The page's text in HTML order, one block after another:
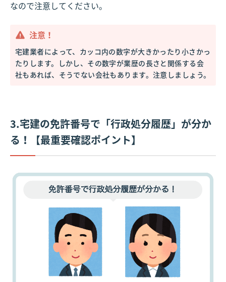
なので注意してください。
注意！
宅建業者によって、カッコ内の数字が大きかったり小さかっ
たりします。しかし、その数字が業歴の長さと関係する会
社もあれば、そうでない会社もあります。注意しましょう。
3.宅建の免許番号で「行政処分履歴」が分か
る！【最重要確認ポイント】